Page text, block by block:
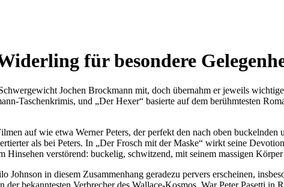
für besondere
Jochen Brockmann mit, doch übernahm er jeweils
Taschenkrimis, und „Der Hexer“ basierte auf dem berühmtesten
auf wie etwa Werner Peters, der perfekt den nach oben
als bei Peters. In „Der Frosch mit der Maske“ wirkt seine
Hinsehen verstörend: buckelig, schwitzend, mit seinem massigen
Johnson in diesem Zusammenhang geradezu pervers erscheinen,
der bekanntesten Verbrecher des Wallace-Kosmos. War Peter Pasetti